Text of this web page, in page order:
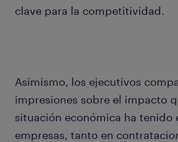
clave para la competitividad.
Asimismo, los ejecutivos
impresiones sobre el impacto
situación económica ha tenido
empresas, tanto en